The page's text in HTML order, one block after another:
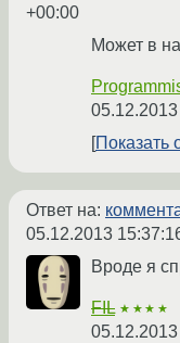
+00:00
Может в
Показать
Ответ на:
05.12.2013
Вроде я
FIL ★★★★